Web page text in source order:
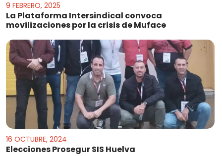
9 FEBRERO, 2025
La Plataforma Intersindical convoca
movilizaciones por la crisis de Muface
16 OCTUBRE, 2024
Elecciones Prosegur SIS Huelva